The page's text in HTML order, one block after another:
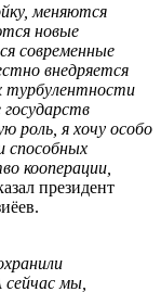
меняются
новые
современные
внедряется
турбулентности
роль, я хочу особо
способных
кооперации,
президент
мы,